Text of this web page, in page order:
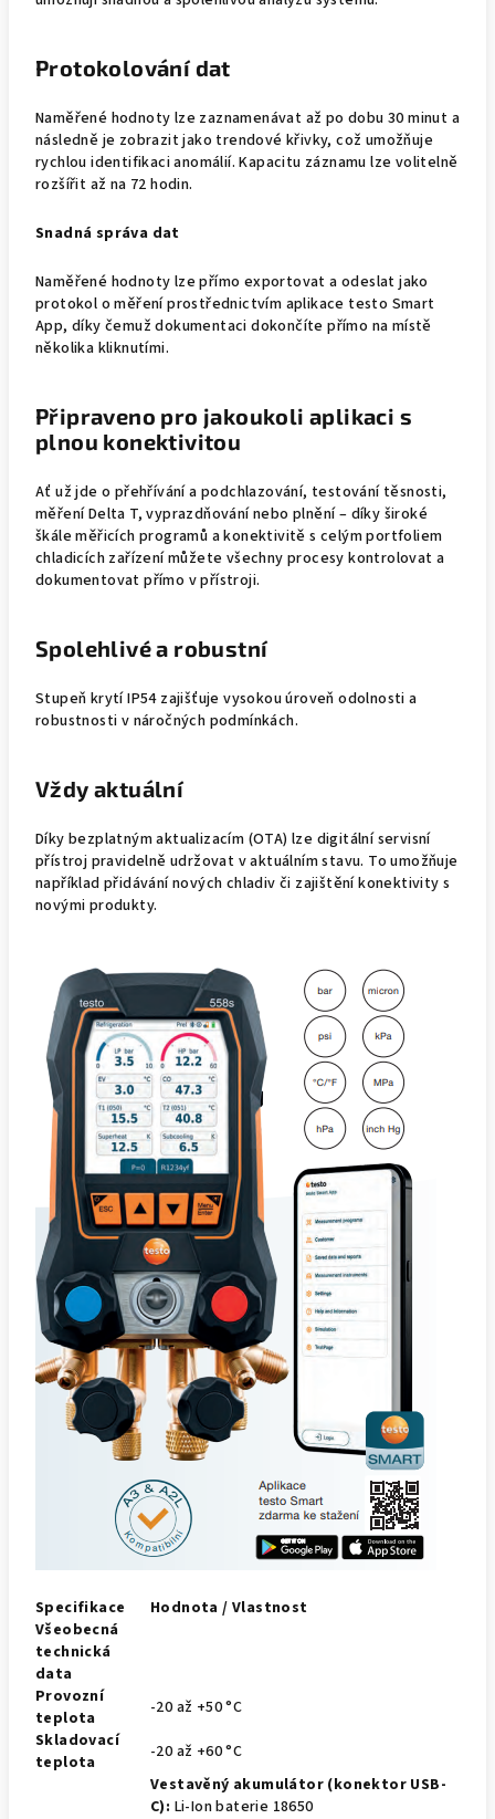
Protokolování dat
Naměřené hodnoty lze zaznamenávat až po dobu 30 minut a
následně je zobrazit jako trendové křivky, což umožňuje
rychlou identifikaci anomálií. Kapacitu záznamu lze volitelně
rozšířit až na 72 hodin.
Snadná správa dat
Naměřené hodnoty lze přímo exportovat a odeslat jako
protokol o měření prostřednictvím aplikace testo Smart
App, díky čemuž dokumentaci dokončíte přímo na místě
několika kliknutími.
Připraveno pro jakoukoli aplikaci s
plnou konektivitou
Ať už jde o přehřívání a podchlazování, testování těsnosti,
měření Delta T, vyprazdňování nebo plnění – díky široké
škále měřicích programů a konektivitě s celým portfoliem
chladicích zařízení můžete všechny procesy kontrolovat a
dokumentovat přímo v přístroji.
Spolehlivé a robustní
Stupeň krytí IP54 zajišťuje vysokou úroveň odolnosti a
robustnosti v náročných podmínkách.
Vždy aktuální
Díky bezplatným aktualizacím (OTA) lze digitální servisní
přístroj pravidelně udržovat v aktuálním stavu. To umožňuje
například přidávání nových chladiv či zajištění konektivity s
novými produkty.
Specifikace
Hodnota / Vlastnost
Všeobecná
technická
data
Provozní
teplota
-20 až +50 °C
Skladovací
teplota
-20 až +60 °C
Vestavěný akumulátor (konektor USB-
C): Li-Ion baterie 18650